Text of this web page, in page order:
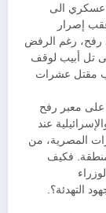
عسكري الى
إصرار
رفح، رغم الرفض
تل أبيب لوقف
مقتل عشرات
معبر رفح
عند
المصرية، من
فكيف
التهدئة؟.